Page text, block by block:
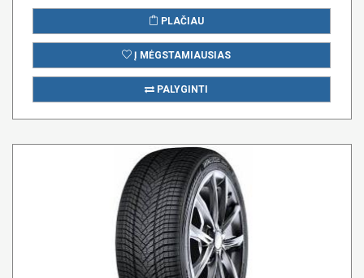
PLAČIAU
Į MĖGSTAMIAUSIAS
PALYGINTI